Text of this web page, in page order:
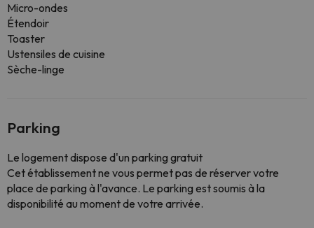
Micro-ondes
Étendoir
Toaster
Ustensiles de cuisine
Sèche-linge
Parking
Le logement dispose d'un parking gratuit
Cet établissement ne vous permet pas de réserver votre
place de parking à l'avance. Le parking est soumis à la
disponibilité au moment de votre arrivée.